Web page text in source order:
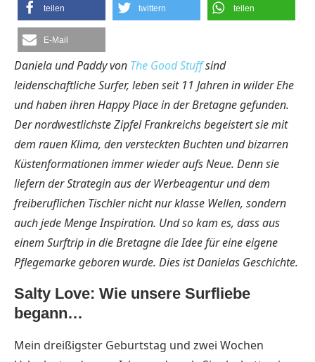
teilen twittern teilen
E-Mail
Daniela und Paddy von The Good Stuffsind
leidenschaftliche Surfer, leben seit 11 Jahren in wilder Ehe
und haben ihren Happy Place in der Bretagne gefunden.
Der nordwestlichste Zipfel Frankreichs begeistert sie mit
dem rauen Klima, den versteckten Buchten und bizarren
Küstenformationen immer wieder aufs Neue. Denn sie
liefern der Strategin aus der Werbeagentur und dem
freiberuflichen Tischler nicht nur klasse Wellen, sondern
auch jede Menge Inspiration. Und so kam es, dass aus
einem Surftrip in die Bretagne die Idee für eine eigene
Pflegemarke geboren wurde. Dies ist Danielas Geschichte.
Salty Love: Wie unsere Surfliebe
begann…
Mein dreißigster Geburtstag und zwei Wochen